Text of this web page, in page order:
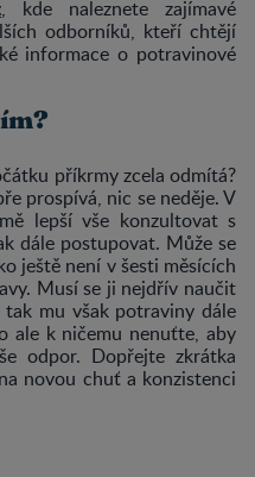
, kde naleznete zajímavé
odborníků, kteří chtějí
informace o potravinové
příkrmy zcela odmítá?
prospívá, nic se neděje. V
lepší vše konzultovat s
dále postupovat. Může se
ještě není v šesti měsících
Musí se ji nejdřív naučit
mu však potraviny dále
ale k ničemu nenuťte, aby
odpor. Dopřejte zkrátka
novou chuť a konzistenci